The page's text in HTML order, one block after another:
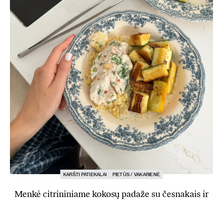
KARŠTI PATIEKALAI PIETŪS / VAKARIENĖ
Menkė citrininiame kokosų padaže su česnakais ir